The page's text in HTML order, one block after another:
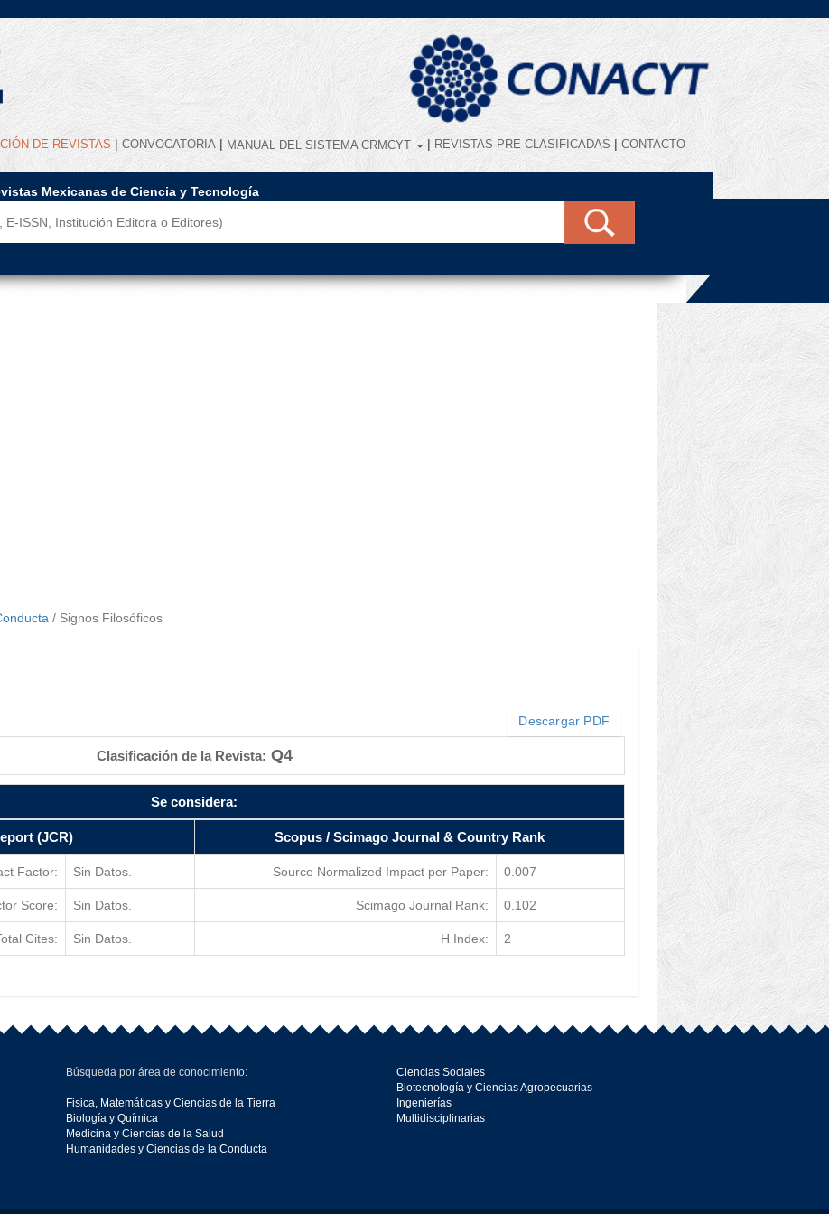
DE REVISTAS | CONVOCATORIA | MANUAL DEL SISTEMA CRMCYT |REVISTAS PRE CLASIFICADAS | CONTACTO
Mexicanas de Ciencia y Tecnología
/ Signos Filosóficos
Descargar PDF
Clasificación de la Revista: Q4
Se considera:
(JCR) Scopus / Scimago Journal & Country Rank
Factor: Sin Datos. Source Normalized Impact per Paper: 0.007
Score: Sin Datos. Scimago Journal Rank: 0.102
Cites: Sin Datos. H Index: 2
Búsqueda por área de conocimiento:
Fisica, Matemáticas y Ciencias de la Tierra
Biología y Química
Medicina y Ciencias de la Salud
Humanidades y Ciencias de la Conducta
Ciencias Sociales
Biotecnología y Ciencias Agropecuarias
Ingenierías
Multidisciplinarias